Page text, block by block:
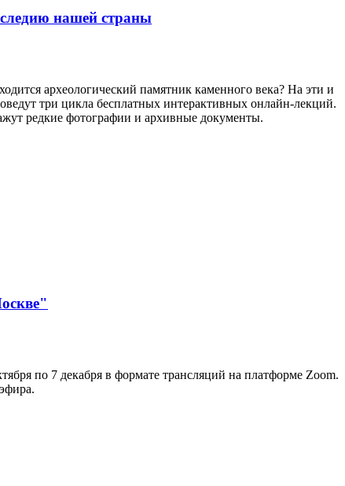
нашей страны
археологический памятник каменного века? На эти и
три цикла бесплатных интерактивных онлайн-лекций.
редкие фотографии и архивные документы.
по 7 декабря в формате трансляций на платформе Zoom.